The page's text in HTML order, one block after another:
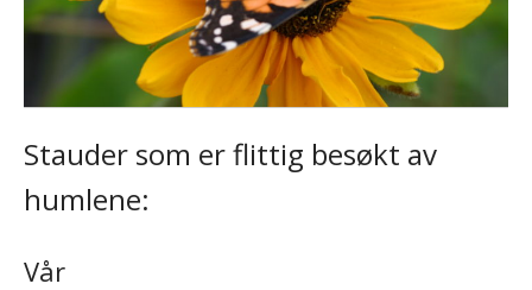
Stauder som er flittig besøkt av
humlene:
Vår